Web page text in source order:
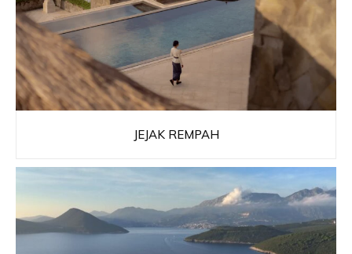
JEJAK REMPAH